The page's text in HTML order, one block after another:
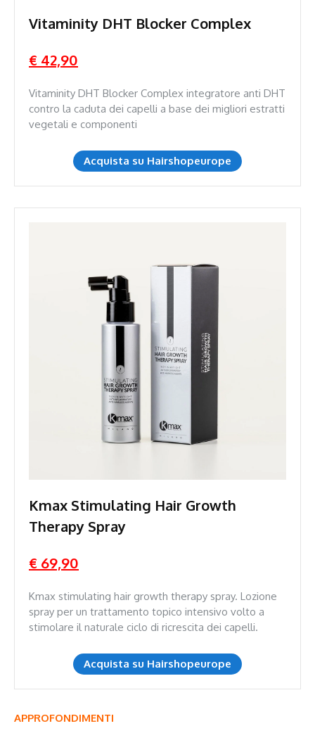
Vitaminity DHT Blocker Complex
€ 42,90
Vitaminity DHT Blocker Complex integratore anti DHT
contro la caduta dei capelli a base dei migliori estratti
vegetali e componenti
Acquista su Hairshopeurope
Kmax Stimulating Hair Growth
Therapy Spray
€ 69,90
Kmax stimulating hair growth therapy spray. Lozione
spray per un trattamento topico intensivo volto a
stimolare il naturale ciclo di ricrescita dei capelli.
Acquista su Hairshopeurope
APPROFONDIMENTI